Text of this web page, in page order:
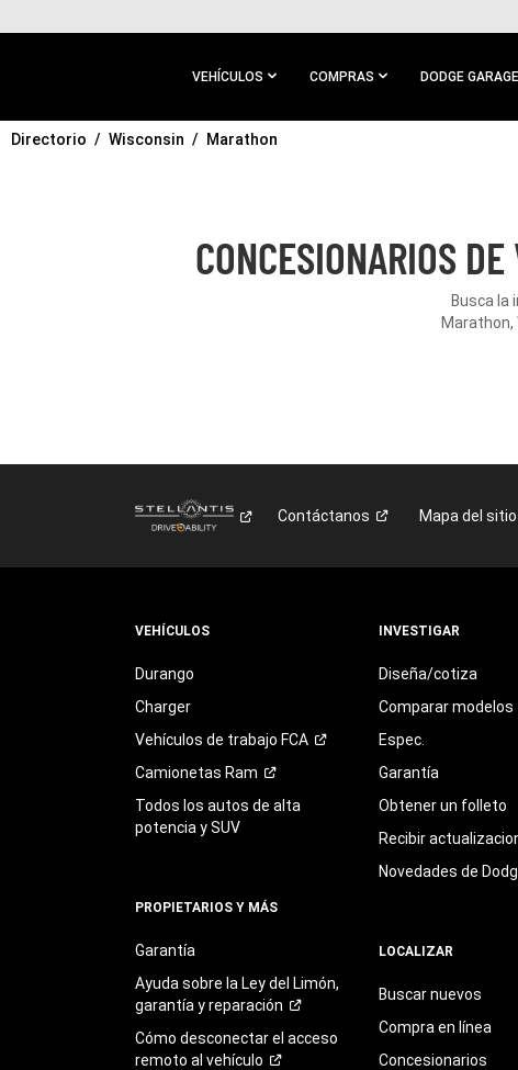
CONTENIDO
VEHÍCULOS COMPRAS DODGE GARAGE
IR A
Directorio Wisconsin Marathon
CONCESIONARIOS
Busca la
Marathon,
Contáctanos Mapa del sitio
VEHÍCULOS
Durango
Charger
Vehículos de trabajo FCA
Camionetas Ram
Todos los autos de alta
potencia y SUV
PROPIETARIOS Y MÁS
Garantía
Ayuda sobre la Ley del Limón,
garantía yreparación
Cómo desconectar el acceso
remoto al vehículo
INVESTIGAR
Diseña/cotiza
Comparar modelos
Espec.
Garantía
Obtener un folleto
Recibir
Novedades de
LOCALIZAR
Buscar nuevos
Compra en línea
Concesionarios